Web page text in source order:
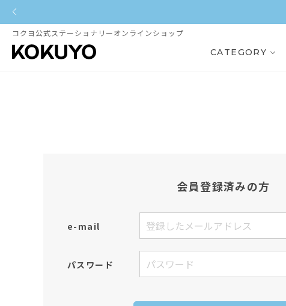
コクヨ公式ステーショナリーオンラインショップ
CATEGORY
会員登録済みの方
e-mail
パスワード